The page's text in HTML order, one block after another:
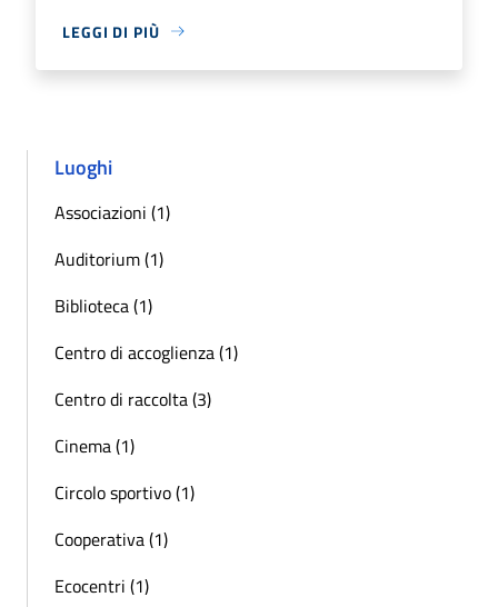
LEGGI DI PIÙ
Luoghi
Associazioni (1)
Auditorium (1)
Biblioteca (1)
Centro di accoglienza (1)
Centro di raccolta (3)
Cinema (1)
Circolo sportivo (1)
Cooperativa (1)
Ecocentri (1)